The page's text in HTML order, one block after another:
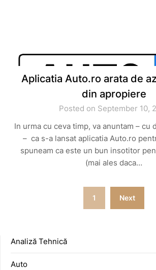
Aplicatia Auto.ro arata de
din apropiere
Posted on September 10,
In urma cu ceva timp, va anuntam – cu
– ca s-a lansat aplicatia Auto.ro
spuneam ca este un bun insotitor
(mai ales daca…
1 Next
Analiză Tehnică
Auto